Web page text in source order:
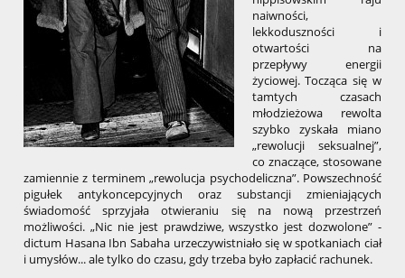
naiwności,
lekkoduszności i
otwartości na
przepływy energii
życiowej. Tocząca się w
tamtych czasach
młodzieżowa rewolta
szybko zyskała miano
„rewolucji seksualnej”,
co znaczące, stosowane
zamiennie z terminem „rewolucja psychodeliczna”. Powszechność
pigułek antykoncepcyjnych oraz substancji zmieniających
świadomość sprzyjała otwieraniu się na nową przestrzeń
możliwości. „Nic nie jest prawdziwe, wszystko jest dozwolone” -
dictum Hasana Ibn Sabaha urzeczywistniało się w spotkaniach ciał
i umysłów... ale tylko do czasu, gdy trzeba było zapłacić rachunek.